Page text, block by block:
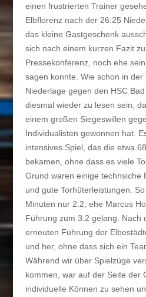
einen frustrierten Trainer
Elbflorenz nach der 26:25
das kleine Gastgeschenk
sich nach einem kurzen Fazit
Pressekonferenz, noch ehe
sagen konnte. Wie schon in
Niederlage gegen den HSC
diesmal wieder zu lesen sein,
einem großen Siegeswillen
Individualisten gewonnen hat.
intensives Spiel, das die etwa
bekamen, ohne dass es viele
Grund waren einige technsiche
und gute Torhüterleistungen.
Minuten nur 2:2, ehe Marcus
Führung zum 3:2 gelang. Nach
erneuten Führung der
und her, ohne dass sich ein
Während wir über Spielzüge
kommen, war auf der Seite der
individuelle Können zu sehen